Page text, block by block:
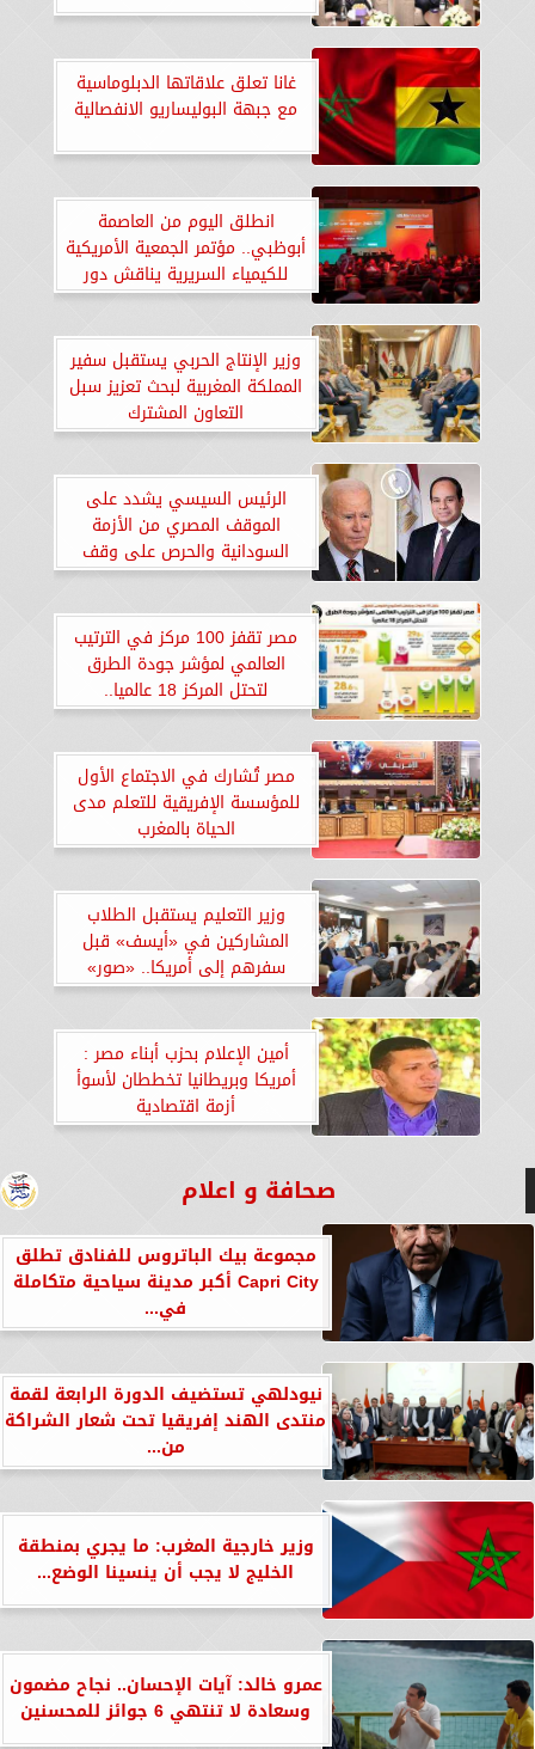
غانا تعلق علاقاتها الدبلوماسية
مع جبهة البوليساريو الانفصالية
انطلق اليوم من العاصمة
أبوظبي.. مؤتمر الجمعية الأمريكية
للكيمياء السريرية يناقش دور
الذكاء الاصطناعي في تطور
وزير الإنتاج الحربي يستقبل سفير
المملكة المغربية لبحث تعزيز سبل
التعاون المشترك
الرئيس السيسي يشدد على
الموقف المصري من الأزمة
السودانية والحرص على وقف
إطلاق النار
مصر تقفز 100 مركز في الترتيب
العالمي لمؤشر جودة الطرق
لتحتل المركز 18 عالميا..
«إنفوجراف»
مصر تُشارك في الاجتماع الأول
للمؤسسة الإفريقية للتعلم مدى
الحياة بالمغرب
وزير التعليم يستقبل الطلاب
المشاركين في «أيسف» قبل
سفرهم إلى أمريكا.. «صور»
أمين الإعلام بحزب أبناء مصر :
أمريكا وبريطانيا تخططان لأسوأ
أزمة اقتصادية
صحافة و اعلام
مجموعة بيك الباتروس للفنادق تطلق
Capri City أكبر مدينة سياحية متكاملة
في...
نيودلهي تستضيف الدورة الرابعة لقمة
منتدى الهند إفريقيا تحت شعار الشراكة
من...
وزير خارجية المغرب: ما يجري بمنطقة
الخليج لا يجب أن ينسينا الوضع...
عمرو خالد: آيات الإحسان.. نجاح مضمون
وسعادة لا تنتهي 6 جوائز للمحسنين